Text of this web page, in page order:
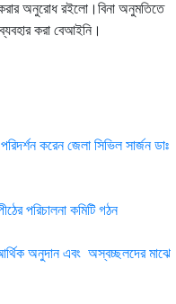
করার অনুরোধ রইলো।বিনা অনুমতিতে
করা বেআইনি।
করেন জেলা সিভিল সার্জন ডাঃ
পরিচালনা কমিটি গঠন
অনুদান এবং অস্বচ্ছলদের মাঝে